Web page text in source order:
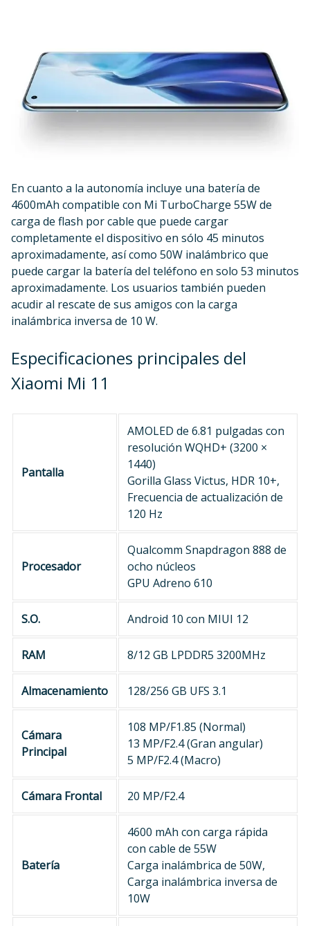
En cuanto a la autonomía incluye una batería de
4600mAh compatible con Mi TurboCharge 55W de
carga de flash por cable que puede cargar
completamente el dispositivo en sólo 45 minutos
aproximadamente, así como 50W inalámbrico que
puede cargar la batería del teléfono en solo 53 minutos
aproximadamente. Los usuarios también pueden
acudir al rescate de sus amigos con la carga
inalámbrica inversa de 10 W.
Especificaciones principales del
Xiaomi Mi 11
Pantalla
AMOLED de 6.81 pulgadas con
resolución WQHD+ (3200 ×
1440)
Gorilla Glass Victus, HDR 10+,
Frecuencia de actualización de
120 Hz
Procesador
Qualcomm Snapdragon 888 de
ocho núcleos
GPU Adreno 610
S.O. Android 10 con MIUI 12
RAM 8/12 GB LPDDR5 3200MHz
Almacenamiento 128/256 GB UFS 3.1
Cámara
Principal
108 MP/F1.85 (Normal)
13 MP/F2.4 (Gran angular)
5 MP/F2.4 (Macro)
Cámara Frontal 20 MP/F2.4
Batería
4600 mAh con carga rápida
con cable de 55W
Carga inalámbrica de 50W,
Carga inalámbrica inversa de
10W